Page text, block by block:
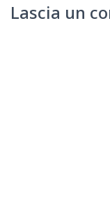
Lascia un